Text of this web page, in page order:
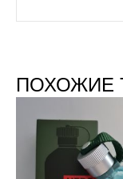
ПОХОЖИЕ